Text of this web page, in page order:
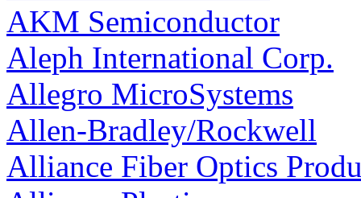
AKM Semiconductor
Aleph International Corp.
Allegro MicroSystems
Allen-Bradley/Rockwell
Alliance Fiber Optics